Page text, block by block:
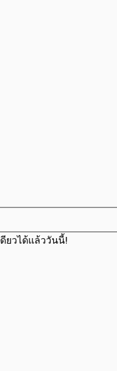
ยวได้แล้ววันนี้!